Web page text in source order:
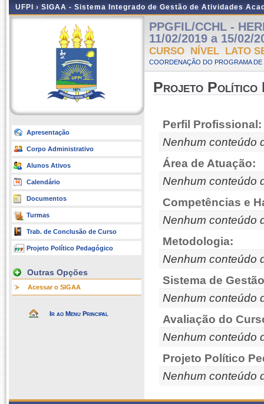
UFPI › SIGAA - Sistema Integrado de Gestão de Atividades
Apresentação
Corpo Administrativo
Alunos Ativos
Calendário
Documentos
Turmas
Trab. de Conclusão de Curso
Projeto Político Pedagógico
Outras Opções
Acessar o SIGAA
Ir ao Menu Principal
PPGFIL/CCHL -
11/02/2019 a 15/02/
CURSO NÍVEL LATO
COORDENAÇÃO DO PROGRAMA
Projeto Político
Perfil Profissional:
Nenhum conteúdo
Área de Atuação:
Nenhum conteúdo
Competências e
Nenhum conteúdo
Metodologia:
Nenhum conteúdo
Sistema de
Nenhum conteúdo
Avaliação do
Nenhum conteúdo
Projeto Político
Nenhum conteúdo